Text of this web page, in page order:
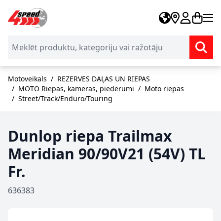
Skip to Content
Motoveikals / REZERVES DAĻAS UN RIEPAS
/ MOTO Riepas, kameras, piederumi / Moto riepas
/ Street/Track/Enduro/Touring
Dunlop riepa Trailmax
Meridian 90/90V21 (54V) TL
Fr.
636383